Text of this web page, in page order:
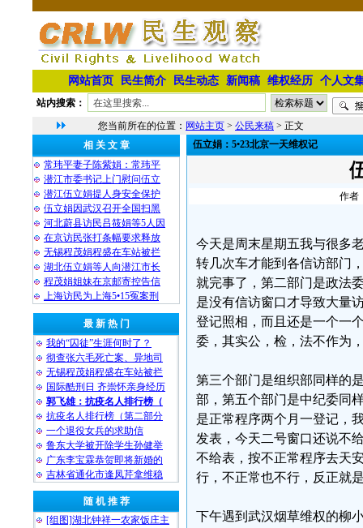
网站首页 民生简介 民生动态 新闻稿 维权经历 个人文
站内搜索：
您当前所在的位置： 网站主页 > 公民来稿 > 正文
相 关 文 章
常玮平妻子陈紫娟：常玮平
潜江市委书记上门慰问伍立
潜江伍立娟提人身安全保护
伍立娟因武汉召开全国扫黑
河北蔚县访民吕筱娟等5人因
在京访民张打条幅要求释放
无锡程茂娟程盛在车站被拦
湖北伍立娟等人向潜江市长
程茂娟姐妹在京邮寄控告信
上海访民为上海5•15冤案刑
最 新 热 门
我的“囚徒”生涯何时了？
彻查张六毛死亡案、异地司
无锡程茂娟程盛在车站被拦
国际酷刑日 齐崇怀亲身经历
郭飞雄：抗疫名人排行榜（
抗疫名人排行榜（第二部分
一个退役女兵的求助信
鲁东大学被开除学生孙健举
广东李宝霖恭贺即将新婚的
吉林省通化市逢凤芹拿维稳
随 机 推 荐
[组图]湖北钟祥一农家饭庄主
伍立娟：5•23北京一天维权记
作者
今天是周末星期五我与很多
转几次车才能到各信访部门
就完事了，第二部门是政法
是没有信访窗口才导致大量
登记照相，而且还是一个一
委，其实公，检，法不作为
第三个部门是组织部同样的
部，第五个部门是中纪委同
是正常程序两个月一登记，
发表，今天二号窗口还说不
不给表，按不正常程序去天
行，不正常也不行，反正就
下午遇到武汉烟草维权的柳